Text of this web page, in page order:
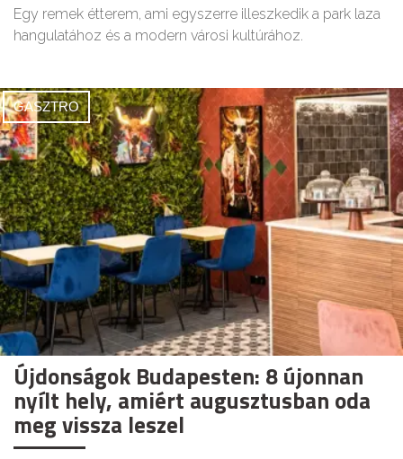
Egy remek étterem, ami egyszerre illeszkedik a park laza
hangulatához és a modern városi kultúrához.
GASZTRO
Újdonságok Budapesten: 8 újonnan
nyílt hely, amiért augusztusban oda
meg vissza leszel